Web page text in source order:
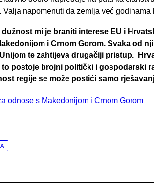
Valja napomenuti da zemlja već
mi je braniti interese EU i
i Crnom Gorom. Svaka od
te zahtijeva drugačiji pristup.
postoje brojni politički i gospodarski
regije se može postići samo